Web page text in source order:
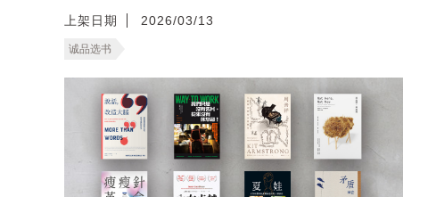
上架日期 2026/03/13
诚品选书